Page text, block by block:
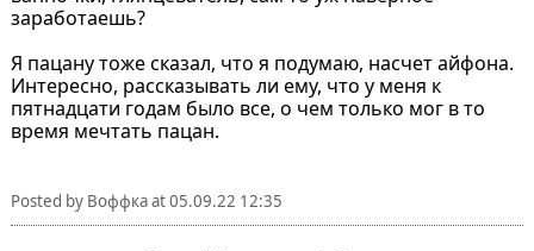
заработаешь?
Я пацану тоже сказал, что я подумаю, насчет айфона.
Интересно, рассказывать ли ему, что у меня к
пятнадцати годам было все, о чем только мог в то
время мечтать пацан.
Posted by Воффкаat05.09.22 12:35